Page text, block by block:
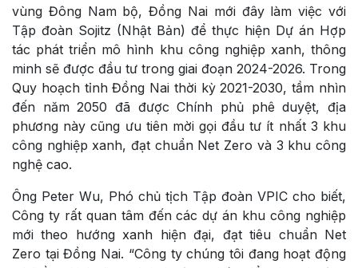
vùng Đông Nam bộ, Đồng Nai mới đây làm việc với
Tập đoàn Sojitz (Nhật Bản) để thực hiện Dự án Hợp
tác phát triển mô hình khu công nghiệp xanh, thông
minh sẽ được đầu tư trong giai đoạn 2024-2026. Trong
Quy hoạch tỉnh Đồng Nai thời kỳ 2021-2030, tầm nhìn
đến năm 2050 đã được Chính phủ phê duyệt, địa
phương này cũng ưu tiên mời gọi đầu tư ít nhất 3 khu
công nghiệp xanh, đạt chuẩn Net Zero và 3 khu công
nghệ cao.
Ông Peter Wu, Phó chủ tịch Tập đoàn VPIC cho biết,
Công ty rất quan tâm đến các dự án khu công nghiệp
mới theo hướng xanh hiện đại, đạt tiêu chuẩn Net
Zero tại Đồng Nai. “Công ty chúng tôi đang hoạt động